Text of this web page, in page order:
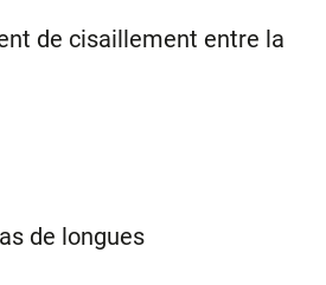
de cisaillement entre la
de longues